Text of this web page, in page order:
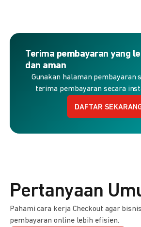
Terima pembayaran yang
dan aman
Gunakan halaman pembayaran
terima pembayaran secara
DAFTAR
Pertanyaan
Pahami cara kerja Checkout agar
pembayaran online lebih efisien.